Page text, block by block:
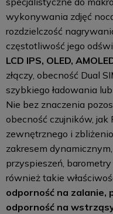
wykonywania zdjęć
rozdzielczość
częstotliwość jego
LCD IPS, OLED,
złączy, obecność Dual
szybkiego ładowania
Nie bez znaczenia
obecność czujników, jak
zewnętrznego i
zakresem
przyspieszeń,
również takie
odporność na zalanie,
odporność na